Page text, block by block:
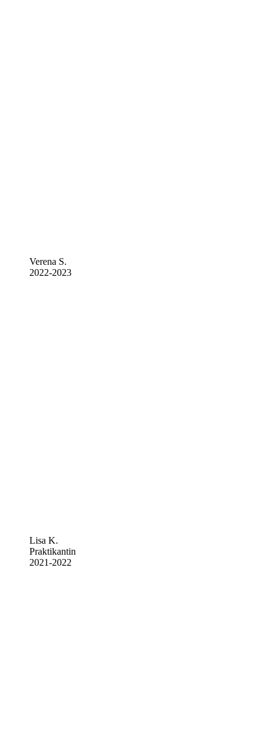
Verena S.
2022-2023
Lisa K.
Praktikantin
2021-2022